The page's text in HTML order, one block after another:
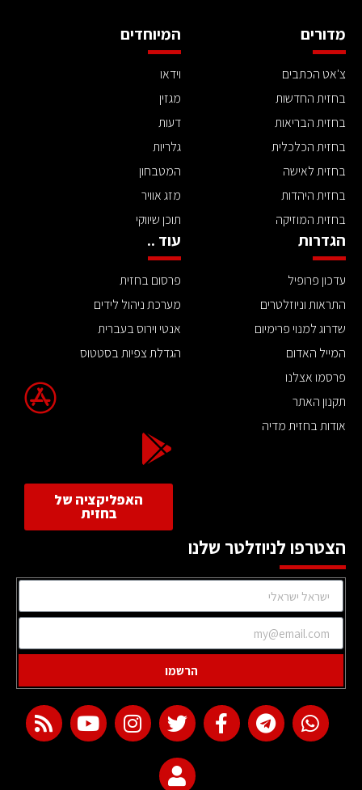
מדורים
צ'אט הכתבים
בחזית החדשות
בחזית הבריאות
בחזית הכלכלית
בחזית לאישה
בחזית היהדות
בחזית המוזיקה
המיוחדים
וידאו
מגזין
דעות
גלריות
המטבחון
מזג אוויר
תוכן שיווקי
הגדרות
עדכון פרופיל
התראות וניוזלטרים
שדרוג למנוי פרימיום
המייל האדום
פרסמו אצלנו
תקנון האתר
אודות בחזית מדיה
עוד ..
פרסום בחזית
מערכת ניהול לידים
אנטי וירוס בעברית
הגדלת צפיות בסטטוס
האפליקציה של
בחזית
הצטרפו לניוזלטר שלנו
הרשמו